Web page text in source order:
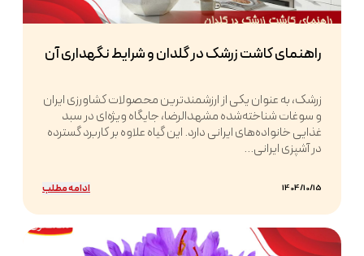
راهنمای کاشت زرشک در گلدان و شرایط نگهداری آن
زرشک، به عنوان یکی از ارزشمندترین محصولات کشاورزی ایران
و سوغات شناخته‌شده مشهدالرضا، جایگاه ویژه‌ای در سبد
غذایی خانواده‌های ایرانی دارد. این گیاه علاوه بر کاربرد گسترده
در آشپزی ایرانی...
1404/10/15 ادامه مطلب